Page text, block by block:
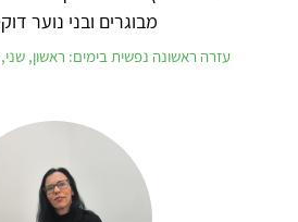
מבוגרים ובני נוער
עזרה ראשונה נפשית בימים: ראשון,